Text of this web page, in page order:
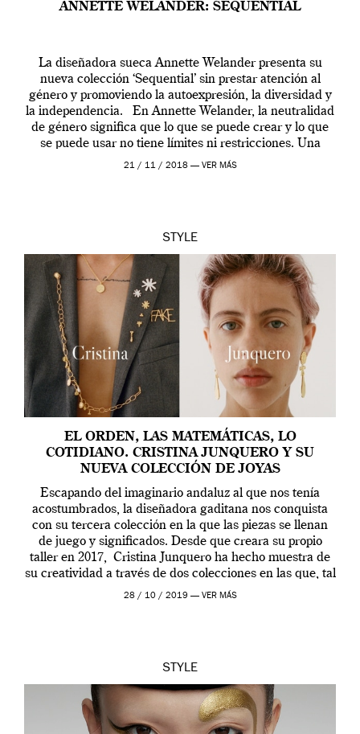
ANNETTE WELANDER: SEQUENTIAL
La diseñadora sueca Annette Welander presenta su
nueva colección ‘Sequential’ sin prestar atención al
género y promoviendo la autoexpresión, la diversidad y
la independencia. En Annette Welander, la neutralidad
de género significa que lo que se puede crear y lo que
se puede usar no tiene límites ni restricciones. Una
colección creada con piezas inclusivas, […]
21 / 11 / 2018 — VER MÁS
STYLE
EL ORDEN, LAS MATEMÁTICAS, LO
COTIDIANO. CRISTINA JUNQUERO Y SU
NUEVA COLECCIÓN DE JOYAS
Escapando del imaginario andaluz al que nos tenía
acostumbrados, la diseñadora gaditana nos conquista
con su tercera colección en la que las piezas se llenan
de juego y significados. Desde que creara su propio
taller en 2017, Cristina Junquero ha hecho muestra de
su creatividad a través de dos colecciones en las que, tal
y como nos […]
28 / 10 / 2019 — VER MÁS
STYLE